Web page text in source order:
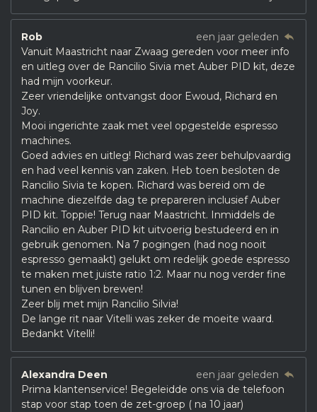
Rob
een jaar geleden
Vanuit Maastricht naar Zwaag gereden voor meer info
en uitleg over de Rancilio Sivia met Auber PID kit, deze
had mijn voorkeur.
Zeer vriendelijke ontvangst door Ewoud, Richard en
Joy.
Mooi ingerichte zaak met veel opgestelde espresso
machines.
Goed advies en uitleg! Richard was zeer behulpvaardig
en had veel kennis van zaken. Heb toen besloten de
Rancilio Sivia te kopen. Richard was bereid om de
machine diezelfde dag te prepareren inclusief Auber
PID kit. Toppie! Terug naar Maastricht. Inmiddels de
Rancilio en Auber PID kit uitvoerig bestudeerd en in
gebruik genomen. Na 7 pogingen (had nog nooit
espresso gemaakt) gelukt om redelijk goede espresso
te maken met juiste ratio 1:2. Maar nu nog verder fine
tunen en blijven brewen!
Zeer blij met mijn Rancilio Silvia!
De lange rit naar Vitelli was zeker de moeite waard.
Bedankt Vitelli!
Alexandra Deen
een jaar geleden
Prima klantenservice! Begeleidde ons via de telefoon
stap voor stap toen de zet-groep ( na 10 jaar)